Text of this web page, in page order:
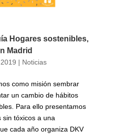
Hogares sostenibles,
Madrid
| Noticias
como misión sembrar
un cambio de hábitos
Para ello presentamos
sin tóxicos a una
cada año organiza DKV